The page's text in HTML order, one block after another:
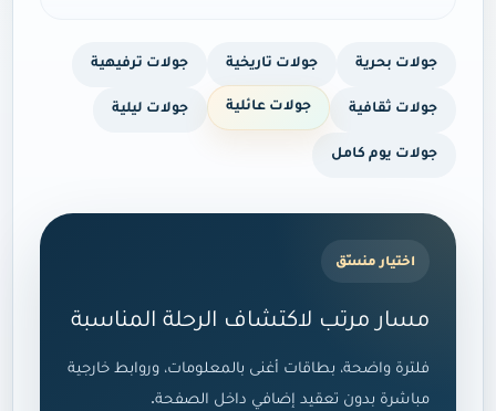
جولات بحرية جولات تاريخية جولات ترفيهية
جولات ثقافية جولات عائلية جولات ليلية
جولات يوم كامل
اختيار منسّق
مسار مرتب لاكتشاف الرحلة المناسبة
فلترة واضحة، بطاقات أغنى بالمعلومات، وروابط خارجية
مباشرة بدون تعقيد إضافي داخل الصفحة.